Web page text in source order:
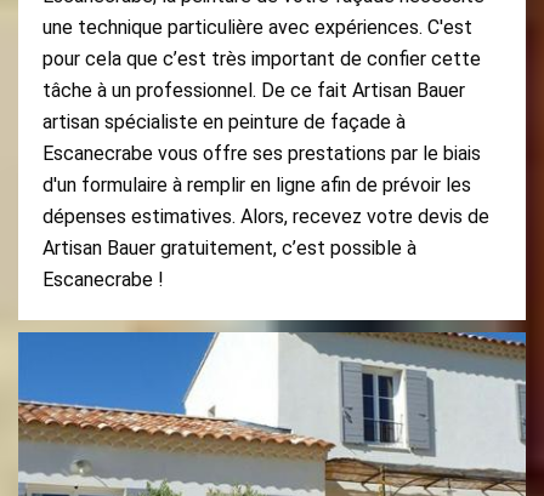
une technique particulière avec expériences. C'est
pour cela que c’est très important de confier cette
tâche à un professionnel. De ce fait Artisan Bauer
artisan spécialiste en peinture de façade à
Escanecrabe vous offre ses prestations par le biais
d'un formulaire à remplir en ligne afin de prévoir les
dépenses estimatives. Alors, recevez votre devis de
Artisan Bauer gratuitement, c’est possible à
Escanecrabe !